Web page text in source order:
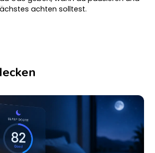
achten solltest.